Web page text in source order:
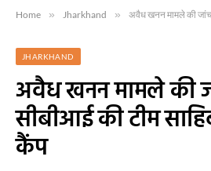
Home » Jharkhand » अवैध खनन मामले की जांच के
JHARKHAND
अवैध खनन मामले की
सीबीआई की टीम
कैंप